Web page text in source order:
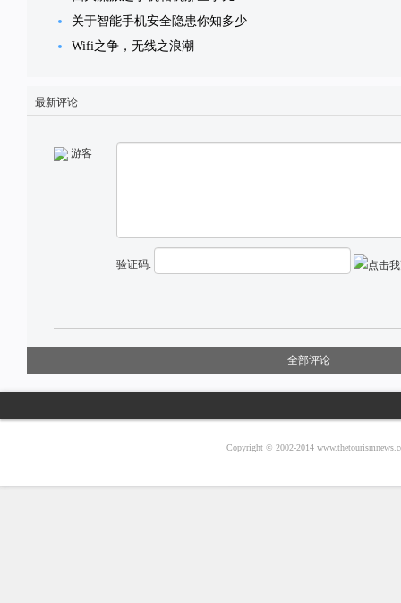
关于智能手机安全隐患你知多少
Wifi之争，无线之浪潮
最新评论
游客
验证码:
全部评论
Copyright © 2002-2014